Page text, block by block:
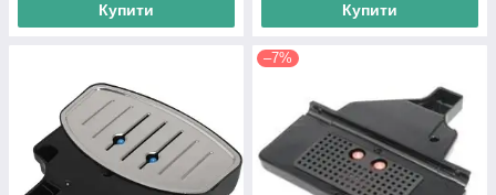
Купити Купити
–7%